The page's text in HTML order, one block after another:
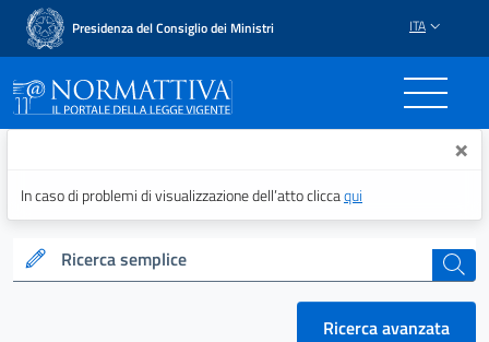
Presidenza del Consiglio dei Ministri ITA
Normattiva - Il portale ×
In caso di problemi di visualizzazione dell’atto cliccaqui
Ricerca semplice cerca
Ricerca avanzata